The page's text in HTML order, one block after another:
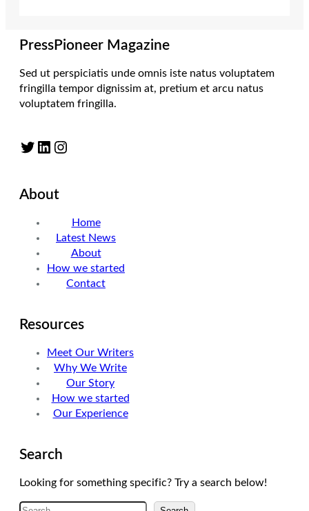
PressPioneer Magazine
Sed ut perspiciatis unde omnis iste natus voluptatem
fringilla tempor dignissim at, pretium et arcu natus
voluptatem fringilla.
Twitter LinkedIn Instagram
About
Home
Latest News
About
How we started
Contact
Resources
Meet Our Writers
Why We Write
Our Story
How we started
Our Experience
Search
Looking for something specific? Try a search below!
A